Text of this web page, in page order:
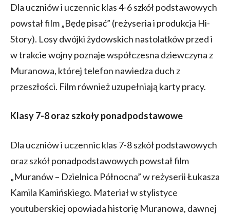
Dla uczniów i uczennic klas 4-6 szkół podstawowych
powstał film „Będę pisać” (reżyseria i produkcja Hi-
Story). Losy dwójki żydowskich nastolatków przed i
w trakcie wojny poznaje współczesna dziewczyna z
Muranowa, której telefon nawiedza duch z
przeszłości. Film również uzupełniają karty pracy.
Klasy 7-8 oraz szkoły ponadpodstawowe
Dla uczniów i uczennic klas 7-8 szkół podstawowych
oraz szkół ponadpodstawowych powstał film
„Muranów – Dzielnica Północna” w reżyserii Łukasza
Kamila Kamińskiego. Materiał w stylistyce
youtuberskiej opowiada historię Muranowa, dawnej